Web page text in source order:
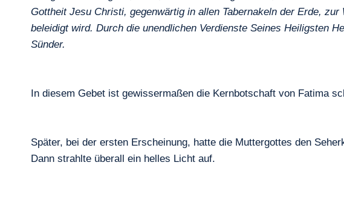
Gottheit Jesu Christi, gegenwärtig in allen Tabernakeln der Erde,
beleidigt wird. Durch die unendlichen Verdienste Seines Heiligsten
Sünder.
In diesem Gebet ist gewissermaßen die Kernbotschaft von Fatima
Später, bei der ersten Erscheinung, hatte die Muttergottes den
Dann strahlte überall ein helles Licht auf.